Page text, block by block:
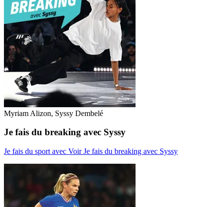
Myriam Alizon, Syssy Dembelé
Je fais du breaking avec Syssy
Je fais du sport avec Voir Je fais du breaking avec Syssy